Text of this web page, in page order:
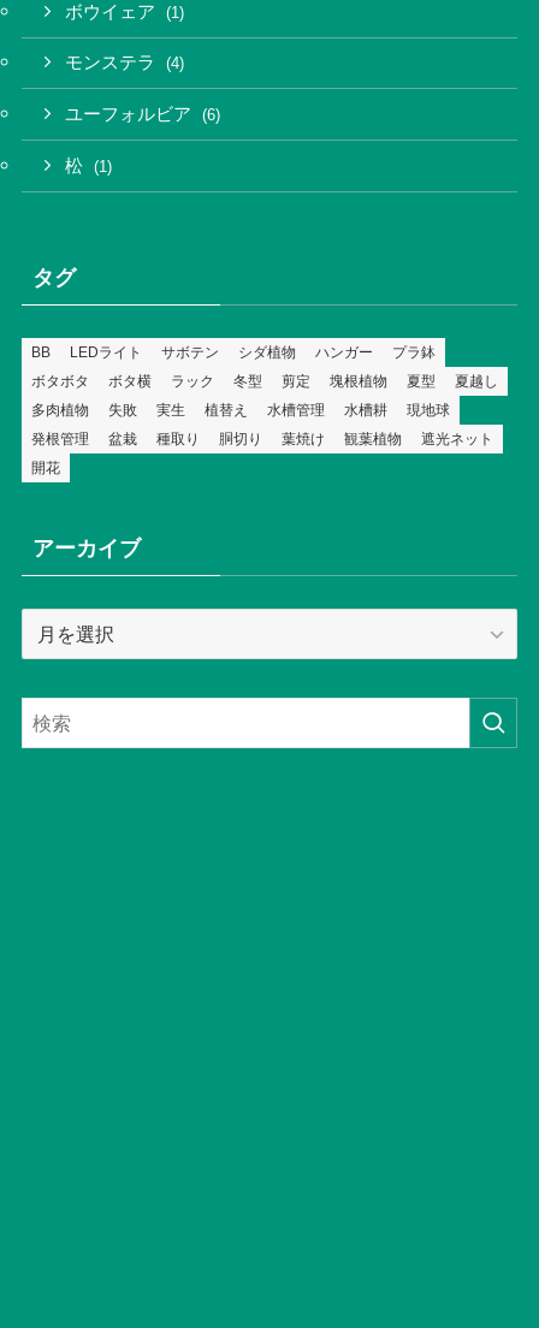
ボウイェア (1)
モンステラ (4)
ユーフォルビア (6)
松 (1)
タグ
BB LEDライト サボテン シダ植物 ハンガー
プラ鉢
ボタボタ
ボタ横 ラック 冬型 剪定 塊根植物 夏型
夏越し
多肉植物
失敗 実生 植替え 水槽管理 水槽耕
現地球
発根管理
盆栽 種取り 胴切り 葉焼け 観葉植物
遮光ネット
開花
アーカイブ
ー
イ
ブ